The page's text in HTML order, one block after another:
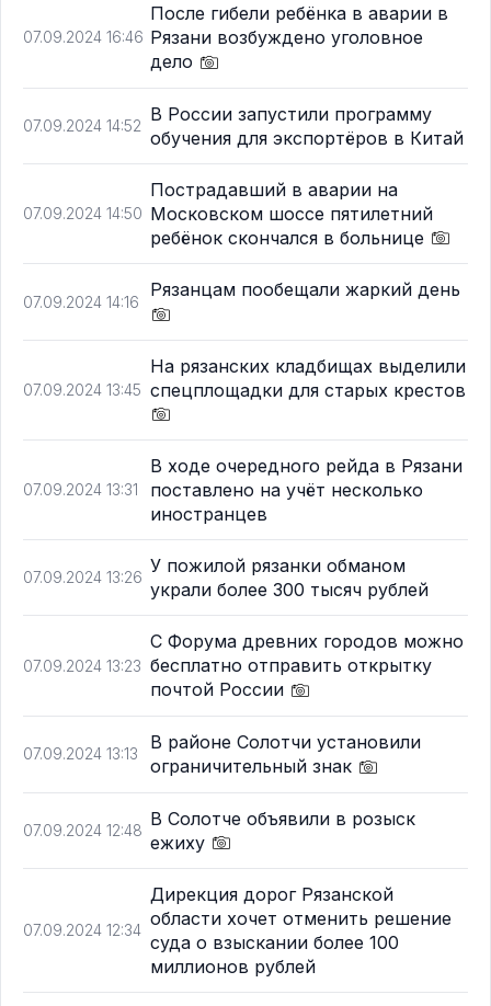
07.09.2024 16:46
После гибели ребёнка в аварии в
Рязани возбуждено уголовное
дело
07.09.2024 14:52
В России запустили программу
обучения для экспортёров в Китай
07.09.2024 14:50
Пострадавший в аварии на
Московском шоссе пятилетний
ребёнок скончался в больнице
07.09.2024 14:16
Рязанцам пообещали жаркий день
07.09.2024 13:45
На рязанских кладбищах выделили
спецплощадки для старых крестов
07.09.2024 13:31
В ходе очередного рейда в Рязани
поставлено на учёт несколько
иностранцев
07.09.2024 13:26
У пожилой рязанки обманом
украли более 300 тысяч рублей
07.09.2024 13:23
С Форума древних городов можно
бесплатно отправить открытку
почтой России
07.09.2024 13:13
В районе Солотчи установили
ограничительный знак
07.09.2024 12:48
В Солотче объявили в розыск
ежиху
07.09.2024 12:34
Дирекция дорог Рязанской
области хочет отменить решение
суда о взыскании более 100
миллионов рублей